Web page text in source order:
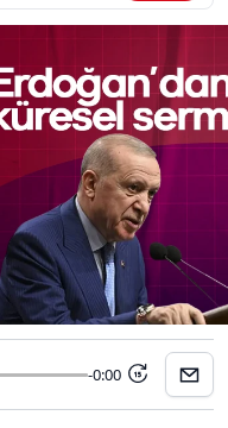
-0:00 15